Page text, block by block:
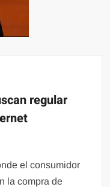
regular
el consumidor
la compra de